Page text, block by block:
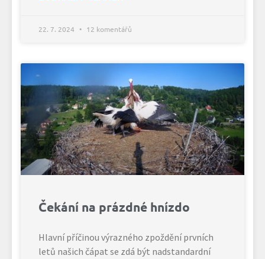
22. 7. 2024 12 komentářů
Čekání na prázdné hnízdo
Hlavní příčinou výrazného zpoždění prvních
letů našich čápat se zdá být nadstandardní